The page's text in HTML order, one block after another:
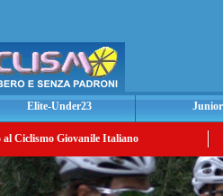
Elite-Under23
al Ciclismo Giovanile Italiano